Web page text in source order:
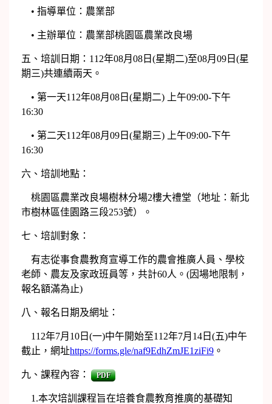
• 指導單位：農業部
• 主辦單位：農業部桃園區農業改良場
五、培訓日期：112年08月08日(星期二)至08月09日(星
期三)共連續兩天。
• 第一天112年08月08日(星期二) 上午09:00-下午
16:30
• 第二天112年08月09日(星期三) 上午09:00-下午
16:30
六、培訓地點：
桃園區農業改良場樹林分場2樓大禮堂（地址：新北
市樹林區佳園路三段253號）。
七、培訓對象：
有志從事食農教育宣導工作的農會推廣人員、學校
老師、農友及家政班員等，共計60人。(因場地限制，
報名額滿為止)
八、報名日期及網址：
112年7月10日(一)中午開始至112年7月14日(五)中午
截止，網址https://forms.gle/naf9EdhZmJE1ziFi9 。
九、課程內容： PDF
1.本次培訓課程旨在培養食農教育推廣的基礎知